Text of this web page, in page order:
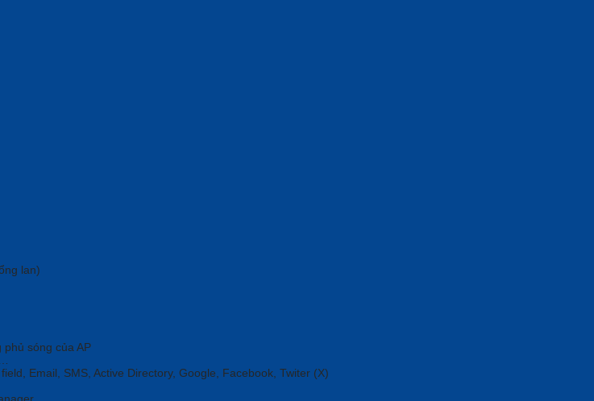
lan)
sóng của AP
Email, SMS, Active Directory, Google, Facebook, Twiter (X)